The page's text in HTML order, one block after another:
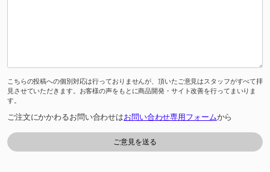
こちらの投稿への個別対応は行っておりませんが、頂いたご意見はスタッフがすべて拝
見させていただきます。お客様の声をもとに商品開発・サイト改善を行ってまいりま
す。
ご注文にかかわるお問い合わせはお問い合わせ専用フォームから